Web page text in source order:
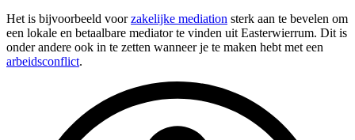
Het is bijvoorbeeld voorzakelijke mediation sterk aan te bevelen om
een lokale en betaalbare mediator te vinden uit Easterwierrum. Dit is
onder andere ook in te zetten wanneer je te maken hebt met een
arbeidsconflict.